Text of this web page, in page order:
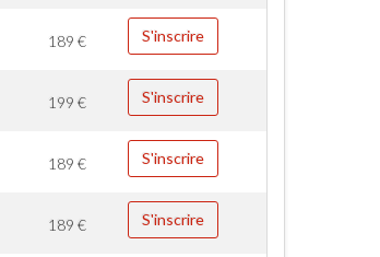
189€ S'inscrire
199€ S'inscrire
189€ S'inscrire
189€ S'inscrire